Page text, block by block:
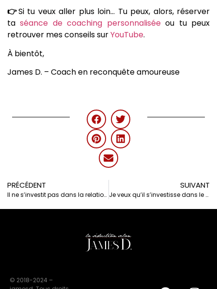
👉Si tu veux aller plus loin… Tu peux, alors, réserver
taséance de coaching personnaliséeou tu peux
retrouver mes conseils surYouTube.
À bientôt,
James D. – Coach en reconquête amoureuse
PRÉCÉDENT
Il ne s’investit pas dans la relation amoureuse
SUIVANT
Je veux qu’il s’investisse dans le couple
© 2018-2024 –